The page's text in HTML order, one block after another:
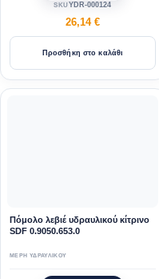
SKUYDR-000124
26,14 €
Προσθήκη στο καλάθι
Πόμολο λεβιέ υδραυλικού κίτρινο
SDF 0.9050.653.0
ΜΕΡΗ ΥΔΡΑΥΛΙΚΟΥ